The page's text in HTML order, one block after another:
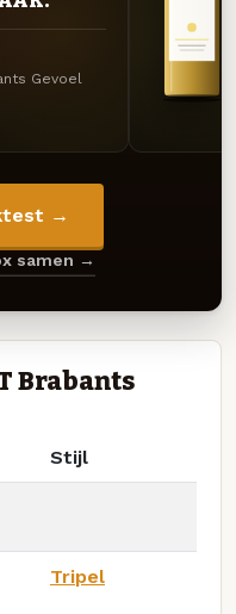
Gevoel
→
samen →
Brabants
Stijl
Tripel